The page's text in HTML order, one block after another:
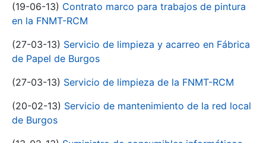
(19-06-13) Contrato marco para trabajos de pintura
en la FNMT-RCM
(27-03-13) Servicio de limpieza y acarreo en Fábrica
de Papel de Burgos
(27-03-13) Servicio de limpieza de la FNMT-RCM
(20-02-13) Servicio de mantenimiento de la red local
de Burgos